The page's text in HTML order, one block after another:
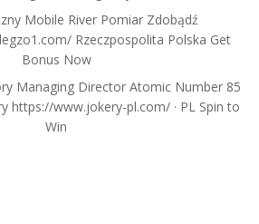
Mobile River Pomiar Zdobądź
Rzeczpospolita Polska Get
Bonus Now
Managing Director Atomic Number 85
https://www.jokery-pl.com/ · PL Spin to
Win